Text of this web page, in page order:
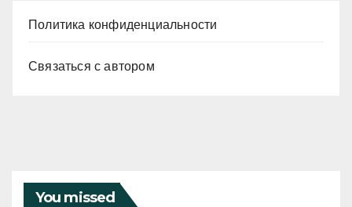
Политика конфиденциальности
Связаться с автором
You missed